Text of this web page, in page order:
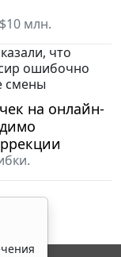
млн.
на онлайн-